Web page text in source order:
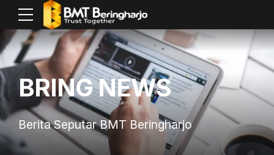
BRING NEWS
Berita Seputar BMT Beringharjo